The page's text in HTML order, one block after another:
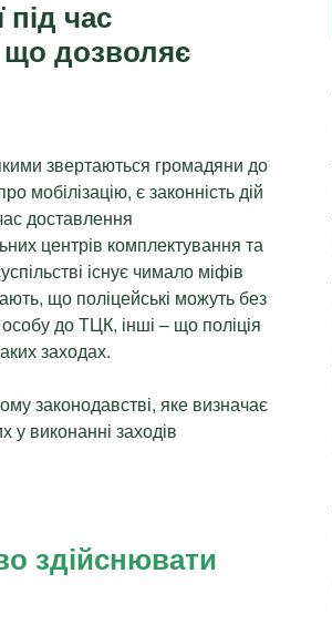
час
дозволяє
звертаються громадяни до
мобілізацію, є законність дій
доставлення
центрів комплектування та
існує чимало міфів
що поліцейські можуть без
до ТЦК, інші – що поліція
заходах.
законодавстві, яке визначає
у виконанні заходів
здійснювати